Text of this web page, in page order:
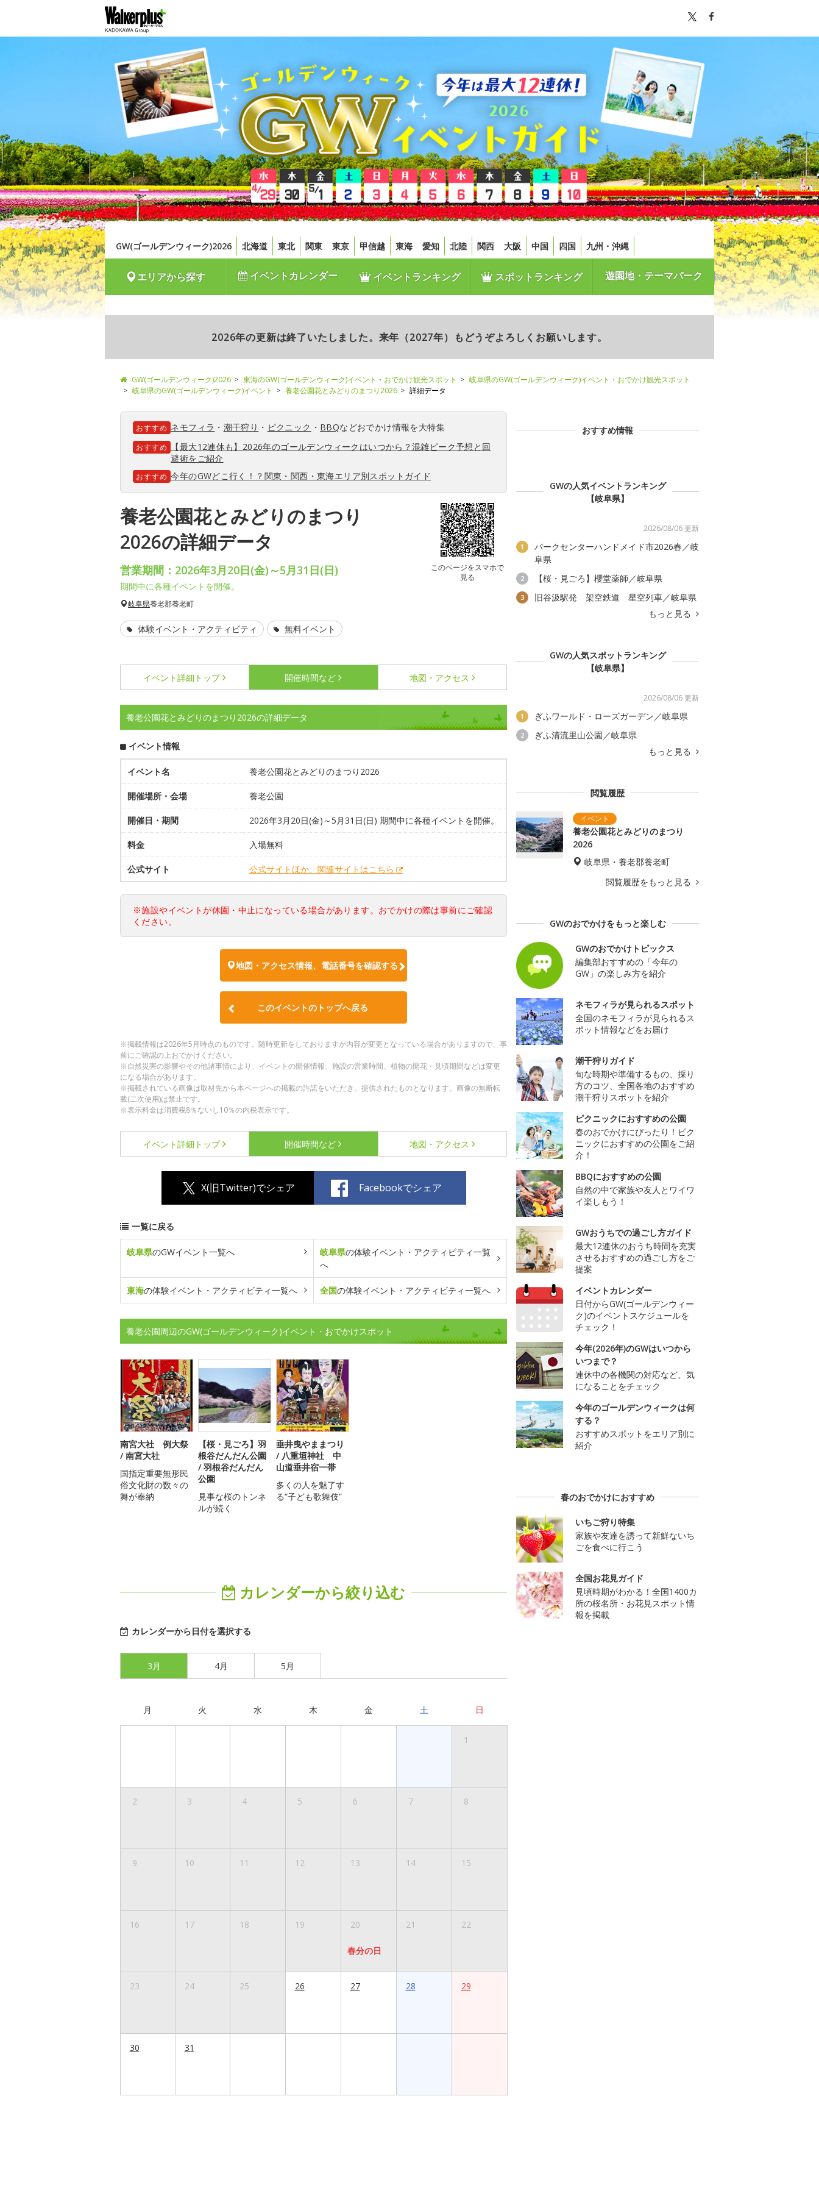
GW(ゴールデンウィーク)2026 北海道 東北 関東 東京 甲信越 東海 愛知 北陸 関西 大阪 中国 四国 九州・沖縄
エリアから探す イベントカレンダー イベントランキング スポットランキング 遊園地・テーマパーク
2026年の更新は終了いたしました。来年（2027年）もどうぞよろしくお願いします。
GW(ゴールデンウィーク)2026 東海のGW(ゴールデンウィーク)イベント・おでかけ観光スポット
岐阜県のGW(ゴールデンウィーク)イベント・おでかけ観光スポット
岐阜県のGW(ゴールデンウィーク)イベント
養老公園花とみどりのまつり2026 詳細データ
おすすめ ネモフィラ ・ 潮干狩り ・ ピクニック ・ BBQなどおでかけ情報を大特集
おすすめ
【最大12連休も】2026年のゴールデンウィークはいつから？混雑ピーク予想と回
避術をご紹介
おすすめ 今年のGWどこ行く！？関東・関西・東海エリア別スポットガイド
養老公園花とみどりのまつり
2026の詳細データ
このページをスマホで
見る
営業期間：2026年3月20日(金)～5月31日(日)
期間中に各種イベントを開催。
岐阜県養老郡養老町
体験イベント・アクティビティ 無料イベント
イベント詳細 トップ 開催時間など 地図・アクセス
養老公園花とみどりのまつり2026の詳細データ
イベント情報
イベント名 養老公園花とみどりのまつり2026
開催場所・会場 養老公園
開催日・期間 2026年3月20日(金)～5月31日(日) 期間中に各種イベントを開催。
料金 入場無料
公式サイト 公式サイトほか、関連サイトはこちら
※施設やイベントが休園・中止になっている場合があります。おでかけの際は事前にご確認
ください。
地図・アクセス情報、電話番号を確認する
このイベントのトップへ戻る
※掲載情報は2026年5月時点のものです。随時更新をしておりますが内容が変更となっている場合がありますので、事
前にご確認の上おでかけください。
※自然災害の影響やその他諸事情により、イベントの開催情報、施設の営業時間、植物の開花・見頃期間などは変更
になる場合があります。
※掲載されている画像は取材先から本ページへの掲載の許諾をいただき、提供されたものとなります。画像の無断転
載(二次使用)は禁止です。
※表示料金は消費税8％ないし10％の内税表示です。
イベント詳細 トップ 開催時間など 地図・アクセス
X(旧Twitter)でシェア Facebookでシェア
一覧に戻る
岐阜県のGWイベント一覧へ 岐阜県の体験イベント・アクティビティ一覧
へ
東海の体験イベント・アクティビティ一覧へ 全国の体験イベント・アクティビティ一覧へ
養老公園周辺のGW(ゴールデンウィーク)イベント・おでかけスポット
南宮大社 例大祭
/ 南宮大社
国指定重要無形民
俗文化財の数々の
舞が奉納
【桜・見ごろ】羽
根谷だんだん公園
/ 羽根谷だんだん
公園
見事な桜のトンネ
ルが続く
垂井曳やままつり
/ 八重垣神社 中
山道垂井宿一帯
多くの人を魅了す
る“子ども歌舞伎”
カレンダーから絞り込む
カレンダーから日付を選択する
3月 4月 5月
月 火 水 木 金 土 日
1
2 3 4 5 6 7 8
9 10 11 12 13 14 15
16 17 18 19 20
春分の日
21 22
23 24 25 26 27 28 29
30 31
おすすめ情報
GWの人気イベントランキング
【岐阜県】
2026/08/06 更新
1
パークセンターハンドメイド市2026春／岐
阜県
2 【桜・見ごろ】櫻堂薬師／岐阜県
3
旧谷汲駅発 架空鉄道 星空列車／岐阜県
もっと見る
GWの人気スポットランキング
【岐阜県】
2026/08/06 更新
1 ぎふワールド・ローズガーデン／岐阜県
2
ぎふ清流里山公園／岐阜県
もっと見る
閲覧履歴
養老公園花とみどりのまつり
2026
岐阜県・養老郡養老町
閲覧履歴をもっと見る
GWのおでかけをもっと楽しむ
GWのおでかけトピックス
編集部おすすめの「今年の
GW」の楽しみ方を紹介
ネモフィラが見られるスポット
全国のネモフィラが見られるス
ポット情報などをお届け
潮干狩りガイド
旬な時期や準備するもの、採り
方のコツ、全国各地のおすすめ
潮干狩りスポットを紹介
ピクニックにおすすめの公園
春のおでかけにぴったり！ピク
ニックにおすすめの公園をご紹
介！
BBQにおすすめの公園
自然の中で家族や友人とワイワ
イ楽しもう！
GWおうちでの過ごし方ガイド
最大12連休のおうち時間を充実
させるおすすめの過ごし方をご
提案
イベントカレンダー
日付からGW(ゴールデンウィー
ク)のイベントスケジュールを
チェック！
今年(2026年)のGWはいつから
いつまで？
連休中の各機関の対応など、気
になることをチェック
今年のゴールデンウィークは何
する？
おすすめスポットをエリア別に
紹介
春のおでかけにおすすめ
いちご狩り特集
家族や友達を誘って新鮮ないち
ごを食べに行こう
全国お花見ガイド
見頃時期がわかる！全国1400カ
所の桜名所・お花見スポット情
報を掲載